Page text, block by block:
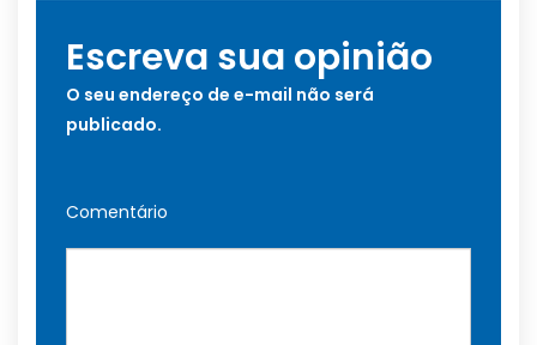
Escreva sua opinião
O seu endereço de e-mail não será
publicado.
Comentário